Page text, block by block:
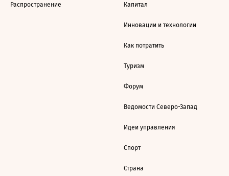
Распространение Капитал
Инновации и технологии
Как потратить
Туризм
Форум
Ведомости Северо-Запад
Идеи управления
Спорт
Страна